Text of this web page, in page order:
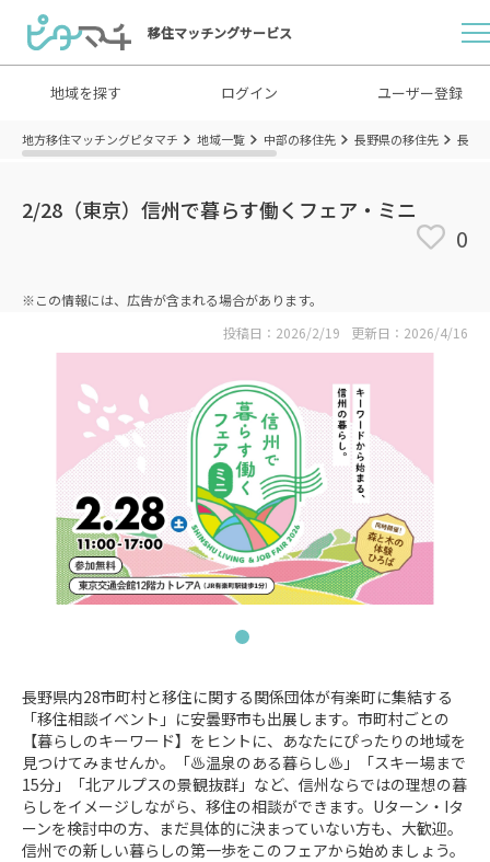
移住マッチングサービス
地域を探す ログイン ユーザー登録
地方移住マッチングピタマチ 地域一覧 中部の移住先 長野県の移住先 長野
2/28（東京）信州で暮らす働くフェア・ミニ
0
※この情報には、広告が含まれる場合があります。
投稿日：2026/2/19
更新日：2026/4/16
長野県内28市町村と移住に関する関係団体が有楽町に集結する
「移住相談イベント」に安曇野市も出展します。市町村ごとの
【暮らしのキーワード】をヒントに、あなたにぴったりの地域を
見つけてみませんか。「♨温泉のある暮らし♨」「スキー場まで
15分」「北アルプスの景観抜群」など、信州ならではの理想の暮
らしをイメージしながら、移住の相談ができます。Uターン・Iタ
ーンを検討中の方、まだ具体的に決まっていない方も、大歓迎。
信州での新しい暮らしの第一歩をこのフェアから始めましょう。